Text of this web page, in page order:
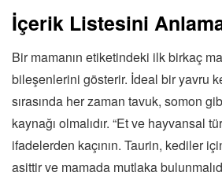
İçerik Listesini
Bir mamanın etiketindeki ilk birkaç
bileşenlerini gösterir. İdeal bir yavru
sırasında her zaman tavuk, somon
kaynağı olmalıdır. “Et ve hayvansal
ifadelerden kaçının. Taurin, kediler
asittir ve mamada mutlaka